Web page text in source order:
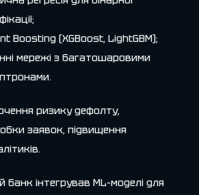
Boosting (XGBoost, LightGBM);
мережі з багатошаровими
ризику дефолту,
заявок, підвищення
банк інтегрував ML-моделі для